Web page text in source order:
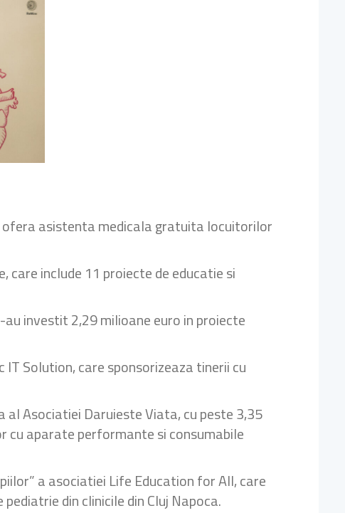
ofera asistenta medicala gratuita locuitorilor
include 11 proiecte de educatie si
investit 2,29 milioane euro in proiecte
IT Solution, care sponsorizeaza tinerii cu
al Asociatiei Daruieste Viata, cu peste 3,35
cu aparate performante si consumabile
a asociatiei Life Education for All, care
din clinicile din Cluj Napoca.